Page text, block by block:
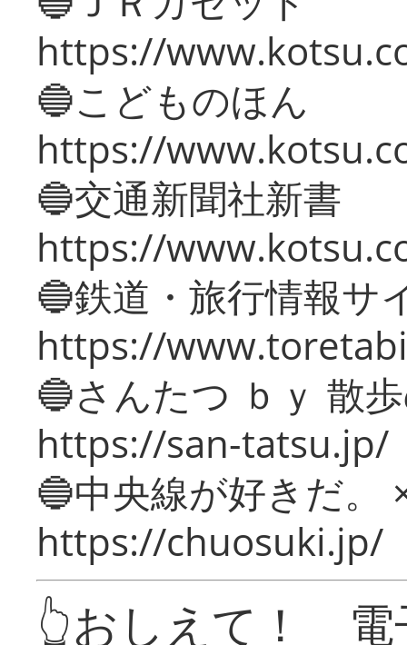
https://
🔵こどものほん
https://
🔵交通新聞社新書
https://
🔵鉄道・旅行情報サ
https://
🔵さんたつ ｂｙ 散
https://san-tatsu.jp/
🔵中央線が好きだ。
https://chuosuki.jp/
👆おしえて！ 電